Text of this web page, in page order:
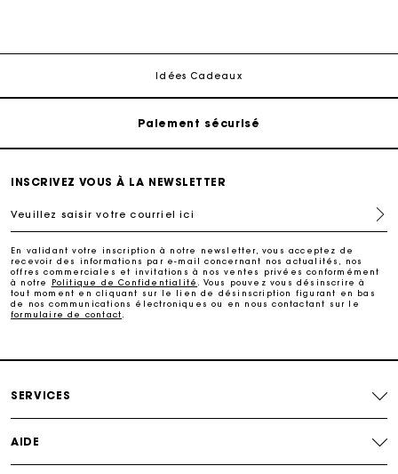
Idées Cadeaux
Livraison à domicile offerte sous 2 à 3 jours ouvrés.
Paiement sécurisé
Paiement sécurisé
INSCRIVEZ VOUS À LA NEWSLETTER
Veuillez saisir votre courriel ici
En validant votre inscription à notre newsletter, vous acceptez de
recevoir des informations par e-mail concernant nos actualités, nos
offres commerciales et invitations à nos ventes privées conformément
à notre
Politique de Confidentialité . Vous pouvez vous désinscrire à
tout moment en cliquant sur le lien de désinscription figurant en bas
de nos communications électroniques ou en nous contactant sur le
formulaire de contact.
SERVICES
AIDE